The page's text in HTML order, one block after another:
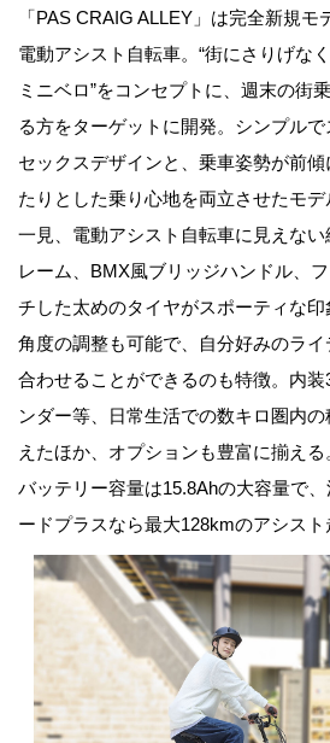
「PAS CRAIG ALLEY」は完全新規
電動アシスト自転車。“街にさりげな
ミニベロ”をコンセプトに、週末の街
る方をターゲットに開発。シンプル
セックスデザインと、乗車姿勢が前
たりとした乗り心地を両立させたモデ
一見、電動アシスト自転車に見えな
レーム、BMX風ブリッジハンドル、
チした太めのタイヤがスポーティな
角度の調整も可能で、自分好みのラ
合わせることができるのも特徴。内
ンダー等、日常生活での数キロ圏内
えたほか、オプションも豊富に揃える
バッテリー容量は15.8Ahの大容量で
ードプラスなら最大128kmのアシスト